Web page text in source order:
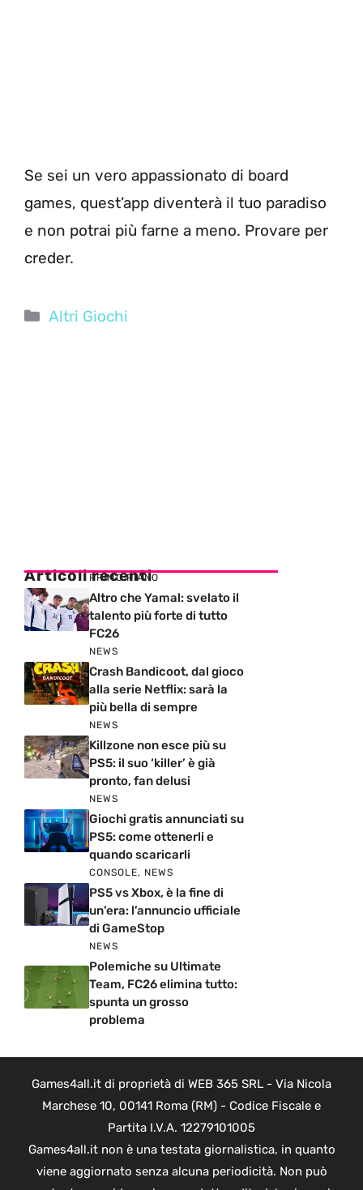
Se sei un vero appassionato di board
games, quest’app diventerà il tuo paradiso
e non potrai più farne a meno. Provare per
creder.
Categorie
Altri Giochi
Articoli recenti
PRIMO PIANO
Altro che Yamal: svelato il
talento più forte di tutto
FC26
NEWS
Crash Bandicoot, dal gioco
alla serie Netflix: sarà la
più bella di sempre
NEWS
Killzone non esce più su
PS5: il suo ‘killer’ è già
pronto, fan delusi
NEWS
Giochi gratis annunciati su
PS5: come ottenerli e
quando scaricarli
CONSOLE, NEWS
PS5 vs Xbox, è la fine di
un’era: l’annuncio ufficiale
di GameStop
NEWS
Polemiche su Ultimate
Team, FC26 elimina tutto:
spunta un grosso
problema
Games4all.it di proprietà di WEB 365 SRL - Via Nicola
Marchese 10, 00141 Roma (RM) - Codice Fiscale e
Partita I.V.A. 12279101005
Games4all.it non è una testata giornalistica, in quanto
viene aggiornato senza alcuna periodicità. Non può